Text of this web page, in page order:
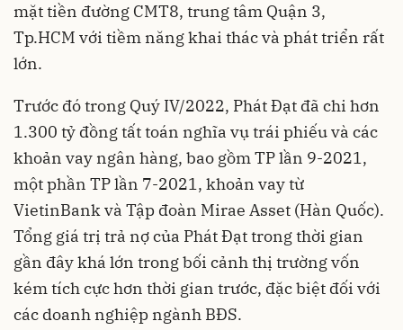
mặt tiền đường CMT8, trung tâm Quận 3,
Tp.HCM với tiềm năng khai thác và phát triển rất
lớn.
Trước đó trong Quý IV/2022, Phát Đạt đã chi hơn
1.300 tỷ đồng tất toán nghĩa vụ trái phiếu và các
khoản vay ngân hàng, bao gồm TP lần 9-2021,
một phần TP lần 7-2021, khoản vay từ
VietinBank và Tập đoàn Mirae Asset (Hàn Quốc).
Tổng giá trị trả nợ của Phát Đạt trong thời gian
gần đây khá lớn trong bối cảnh thị trường vốn
kém tích cực hơn thời gian trước, đặc biệt đối với
các doanh nghiệp ngành BĐS.